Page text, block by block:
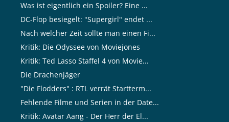
Was ist eigentlich ein Spoiler? Eine ...
DC-Flop besiegelt: "Supergirl" endet ...
Nach welcher Zeit sollte man einen Fi...
Kritik: Die Odyssee von Moviejones
Kritik: Ted Lasso Staffel 4 von Movie...
Die Drachenjäger
"Die Flodders" : RTL verrät Startterm...
Fehlende Filme und Serien in der Date...
Kritik: Avatar Aang - Der Herr der El...